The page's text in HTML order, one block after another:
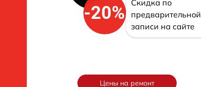
-20%
Скидка по
предварительной
записи на сайте
Цены на ремонт